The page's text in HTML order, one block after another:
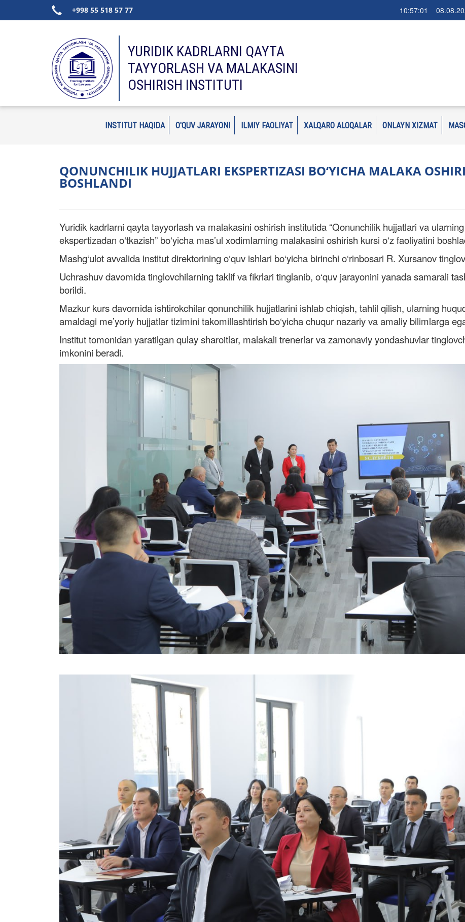
+998 55 518 57 77 10:57:03
YURIDIK KADRLARNI QAYTA
TAYYORLASH VA MALAKASINI
OSHIRISH INSTITUTI
INSTITUT HAQIDA O'QUV JARAYONI ILMIY FAOLIYAT XALQARO ALOQALAR ONLAYN XIZMAT
QONUNCHILIK HUJJATLARI EKSPERTIZASI BO‘YICHA MALAKA
BOSHLANDI
Yuridik kadrlarni qayta tayyorlash va malakasini oshirish institutida “Qonunchilik hujjatlari va
ekspertizadan o‘tkazish” bo‘yicha mas’ul xodimlarning malakasini oshirish kursi o‘z faoliyatini
Mashg‘ulot avvalida institut direktorining o‘quv ishlari bo‘yicha birinchi o‘rinbosari R. Xursanov
Uchrashuv davomida tinglovchilarning taklif va fikrlari tinglanib, o‘quv jarayonini yanada samarali
borildi.
Mazkur kurs davomida ishtirokchilar qonunchilik hujjatlarini ishlab chiqish, tahlil qilish, ularning
amaldagi me’yoriy hujjatlar tizimini takomillashtirish bo‘yicha chuqur nazariy va amaliy bilimlarga
Institut tomonidan yaratilgan qulay sharoitlar, malakali trenerlar va zamonaviy yondashuvlar
imkonini beradi.